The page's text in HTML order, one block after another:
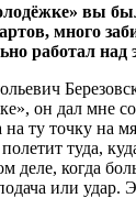
вы
много
работал над
он дал мне
на ту точку на
туда,
деле, когда
или удар.